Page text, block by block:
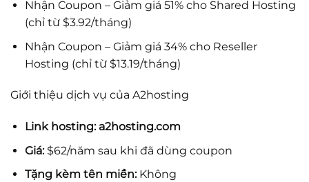
Nhận Coupon – Giảm giá 51% cho Shared Hosting
(chỉ từ $3.92/tháng)
Nhận Coupon – Giảm giá 34% cho Reseller
Hosting (chỉ từ $13.19/tháng)
Giới thiệu dịch vụ của A2hosting
Link hosting: a2hosting.com
Giá:$62/năm sau khi đã dùng coupon
Tặng kèm tên miền:Không